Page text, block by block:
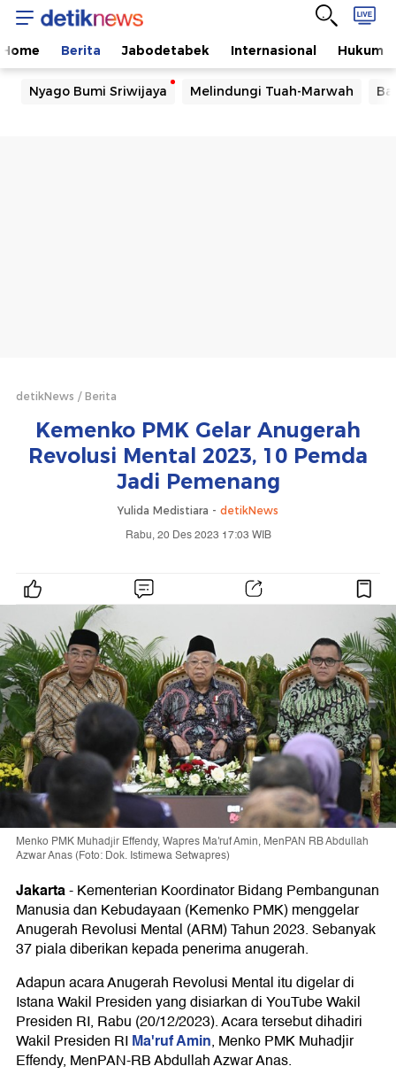
Home Berita Jabodetabek Internasional Hukum
Nyago Bumi Sriwijaya Melindungi Tuah-Marwah
detikNews Berita
Kemenko PMK Gelar Anugerah
Revolusi Mental 2023, 10 Pemda
Jadi Pemenang
Yulida Medistiara - detikNews
Rabu, 20 Des 2023 17:03 WIB
Menko PMK Muhadjir Effendy, Wapres Ma'ruf Amin, MenPAN RB Abdullah
Azwar Anas (Foto: Dok. Istimewa Setwapres)
Jakarta-Kementerian Koordinator Bidang Pembangunan
Manusia dan Kebudayaan (Kemenko PMK) menggelar
Anugerah Revolusi Mental (ARM) Tahun 2023. Sebanyak
37 piala diberikan kepada penerima anugerah.
Adapun acara Anugerah Revolusi Mental itu digelar di
Istana Wakil Presiden yang disiarkan di YouTube Wakil
Presiden RI, Rabu (20/12/2023). Acara tersebut dihadiri
Wakil Presiden RIMa'ruf Amin, Menko PMK Muhadjir
Effendy, MenPAN-RB Abdullah Azwar Anas.